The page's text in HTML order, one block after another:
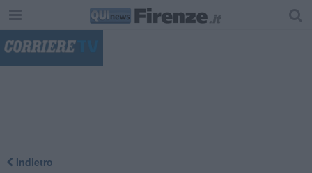
Indietro